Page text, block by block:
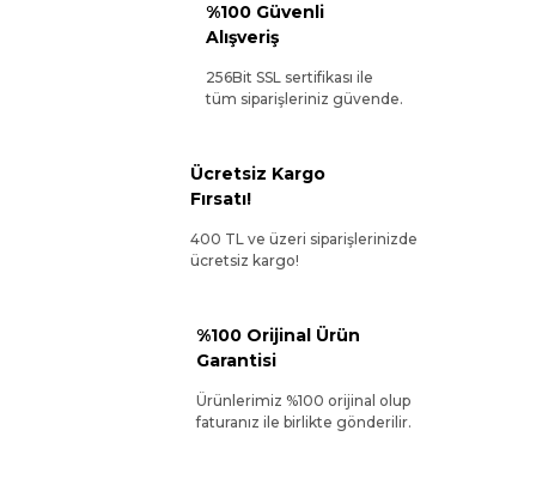
%100 Güvenli
Alışveriş
256Bit SSL sertifikası ile
tüm siparişleriniz güvende.
Ücretsiz Kargo
Fırsatı!
400 TL ve üzeri siparişlerinizde
ücretsiz kargo!
%100 Orijinal Ürün
Garantisi
Ürünlerimiz %100 orijinal olup
faturanız ile birlikte gönderilir.